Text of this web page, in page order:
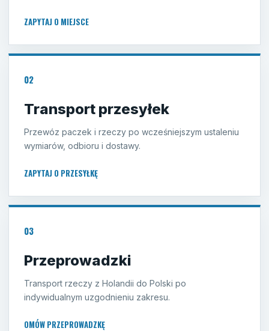
ZAPYTAJ O MIEJSCE
02
Transport przesyłek
Przewóz paczek i rzeczy po wcześniejszym ustaleniu
wymiarów, odbioru i dostawy.
ZAPYTAJ O PRZESYŁKĘ
03
Przeprowadzki
Transport rzeczy z Holandii do Polski po
indywidualnym uzgodnieniu zakresu.
OMÓW PRZEPROWADZKĘ